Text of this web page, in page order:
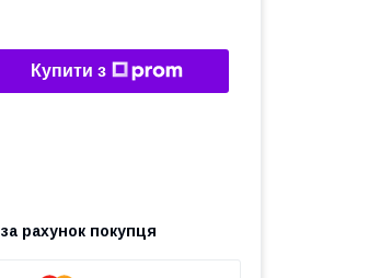
Купити з
за рахунок покупця